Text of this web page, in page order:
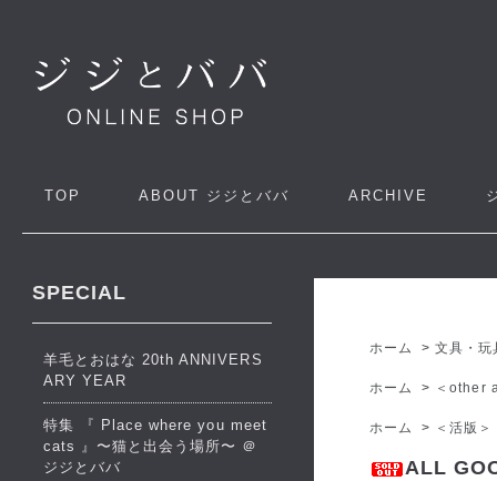
TOP ABOUT ジジとババ ARCHIVE
ホーム >文具・玩
ホーム > ＜other
ホーム > ＜活版＞
ALL
SPECIAL
羊毛とおはな 20th ANNIVERS
ARY YEAR
特集 『 Place where you meet
cats 』〜猫と出会う場所〜 ＠
ジジとババ